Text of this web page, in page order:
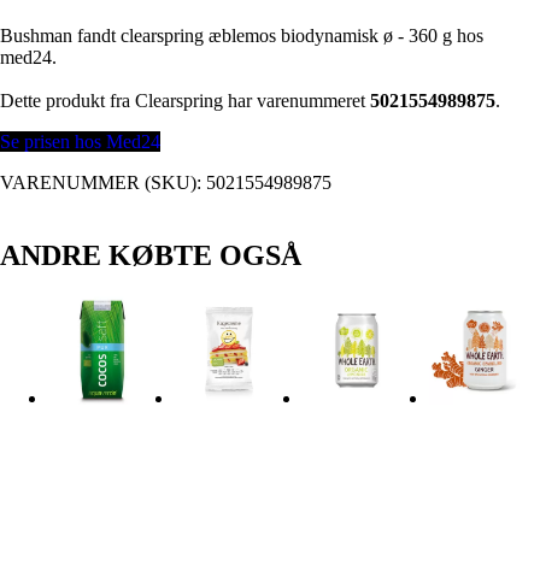
Bushman fandt clearspring æblemos biodynamisk ø - 360 g hos
med24.
Dette produkt fra Clearspring har varenummeret 5021554989875.
Se prisen hos Med24
VARENUMMER (SKU): 5021554989875
ANDRE KØBTE OGSÅ